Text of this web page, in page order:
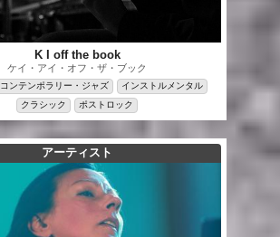
K I off the book
ケイ・アイ・オフ・ザ・ブック
コンテンポラリー・ジャズ
インストルメンタル
クラシック
ポストロック
アーティスト